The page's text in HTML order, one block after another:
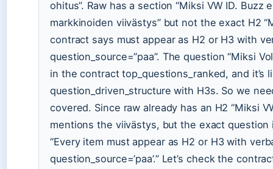
ohitus”. Raw has a section “Miksi VW ID. Buzz
markkinoiden viivästys” but not the exact H2
contract says must appear as H2 or H3 with
question_source=”paa”. The question “Miksi
in the contract top_questions_ranked, and it’s
question_driven_structure with H3s. So we
covered. Since raw already has an H2 “Miksi
mentions the viivästys, but the exact
“Every item must appear as H2 or H3 with
question_source=’paa’.” Let’s check the